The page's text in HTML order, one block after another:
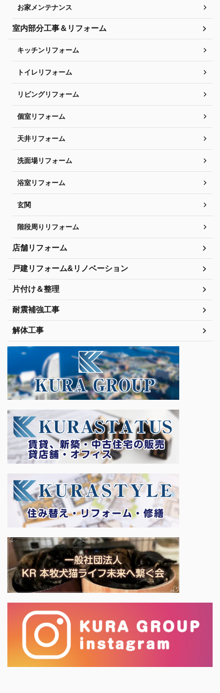
お家メンテナンス
室内部分工事＆リフォーム
キッチンリフォーム
トイレリフォーム
リビングリフォーム
個室リフォーム
天井リフォーム
洗面場リフォーム
浴室リフォーム
玄関
階段周りリフォーム
店舗リフォーム
戸建リフォーム&リノベーション
片付け＆整理
耐震補強工事
解体工事